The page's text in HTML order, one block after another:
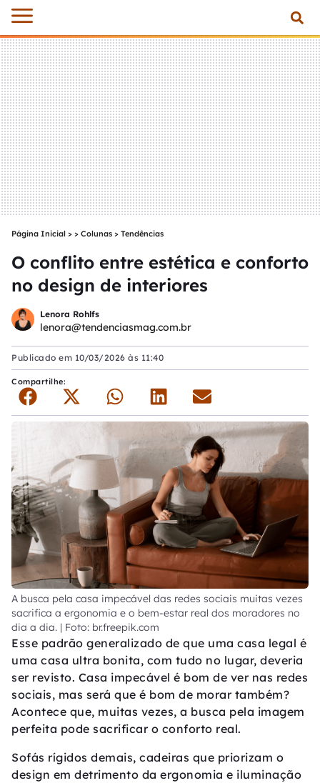
Página Inicial > Colunas > Tendências
O conflito entre estética e conforto
no design de interiores
Lenora Rohlfs
lenora@tendenciasmag.com.br
Publicado em 10/03/2026 às 11:40
Compartilhe:
A busca pela casa impecável das redes sociais muitas vezes
sacrifica a ergonomia e o bem-estar real dos moradores no
dia a dia. | Foto: br.freepik.com
Esse padrão generalizado de que uma casa legal é
uma casa ultra bonita, com tudo no lugar, deveria
ser revisto. Casa impecável é bom de ver nas redes
sociais, mas será que é bom de morar também?
Acontece que, muitas vezes, a busca pela imagem
perfeita pode sacrificar o conforto real.
Sofás rígidos demais, cadeiras que priorizam o
design em detrimento da ergonomia e iluminação